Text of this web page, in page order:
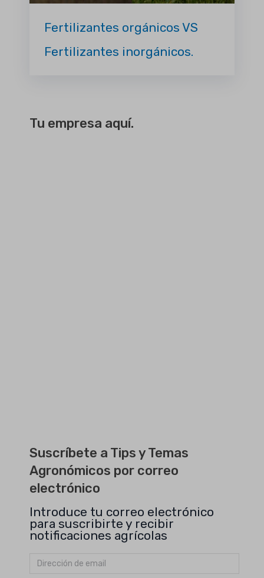
Fertilizantes orgánicos VS
Fertilizantes inorgánicos.
Tu empresa aquí.
Suscríbete a Tips y Temas
Agronómicos por correo
electrónico
Introduce tu correo electrónico
para suscribirte y recibir
notificaciones agrícolas
Dirección
de